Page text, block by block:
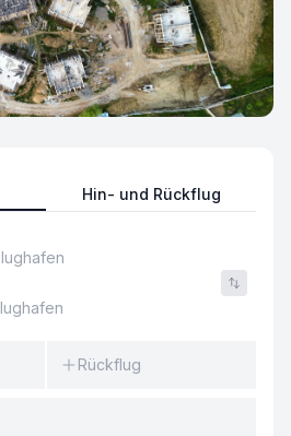
Hin- und Rückflug
Rückflug